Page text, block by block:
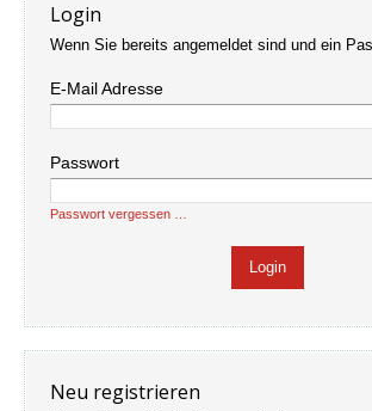
Login
Wenn Sie bereits angemeldet sind und ein
E-Mail Adresse
Passwort
Passwort vergessen …
Neu registrieren